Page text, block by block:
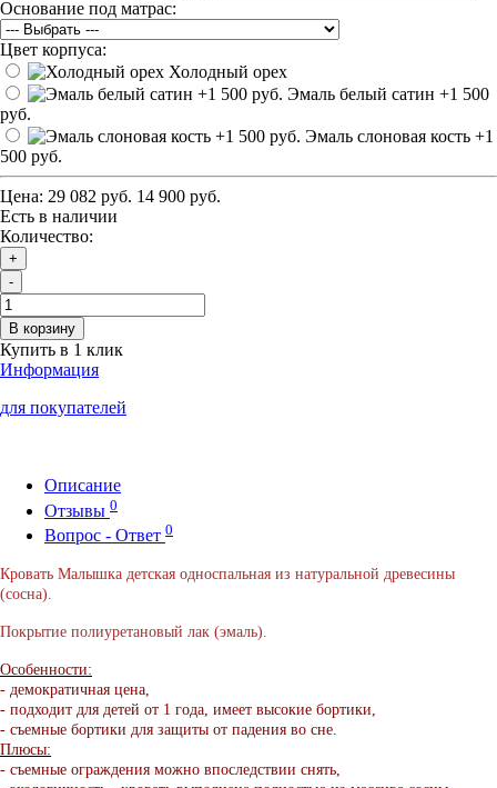
Основание под матрас:
Цвет корпуса:
Холодный орех
Эмаль белый сатин +1 500
руб.
Эмаль слоновая кость +1
500 руб.
Цена: 29 082 руб. 14 900 руб.
Есть в наличии
Количество:
+
-
В корзину
Купить в 1 клик
Информация
для покупателей
Описание
Отзывы 0
Вопрос - Ответ 0
Кровать Малышка детская односпальная из натуральной древесины
(сосна).
Покрытие полиуретановый лак (эмаль).
Особенности:
- демократичная цена,
- подходит для детей от 1 года, имеет высокие бортики,
- съемные бортики для защиты от падения во сне.
Плюсы:
- съемные ограждения можно впоследствии снять,